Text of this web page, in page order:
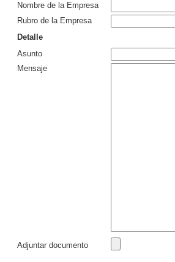
Nombre de la Empresa
Rubro de la Empresa
Detalle
Asunto
Mensaje
Adjuntar documento